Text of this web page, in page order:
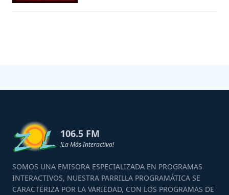
106.5 FM
!La Más Interactiva!
SOMOS UNA EMISORA ESPECIALIZADA EN PROGRAMAS
INTERACTIVOS, NUESTRA PARRILLA PROGRAMÁTICA SE
CARACTERIZA POR LA VARIEDAD, CON LOS PROGRAMAS DE